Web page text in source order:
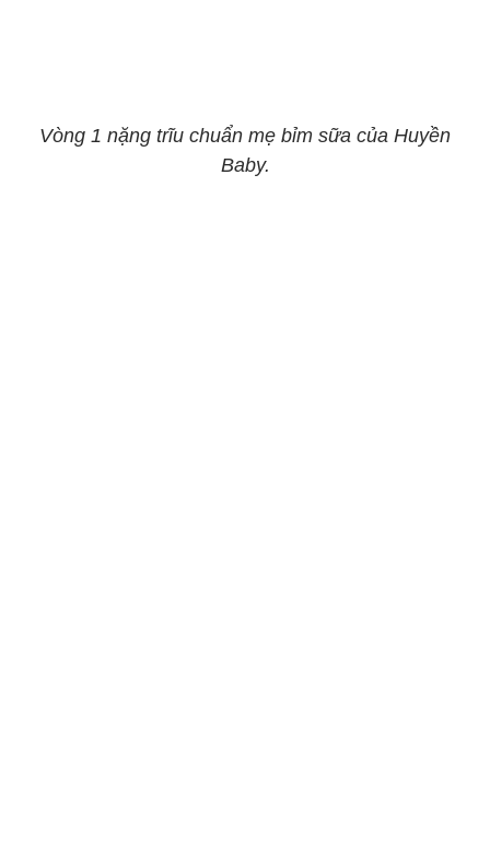
Vòng 1 nặng trĩu chuẩn mẹ bỉm sữa của Huyền
Baby.